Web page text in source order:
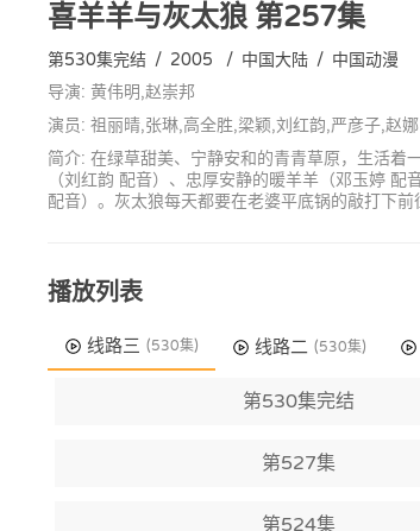
喜羊羊与灰太狼第257集
第530集完结 / 2005 / 中国大陆 / 中国动漫
导演: 黄伟明,赵崇邦
演员: 祖丽晴,张琳,高全胜,梁颖,刘红韵,严彦子,赵娜
简介: 在绿草甜美、宁静安和的青青草原，生活着
（刘红韵 配音）、忠厚安静的暖羊羊（邓玉婷
配音）。灰太狼每天都要在老婆平底锅的敲打下
播放列表
线路三 (530集) 线路二 (530集)
第530集完结
第527集
第524集